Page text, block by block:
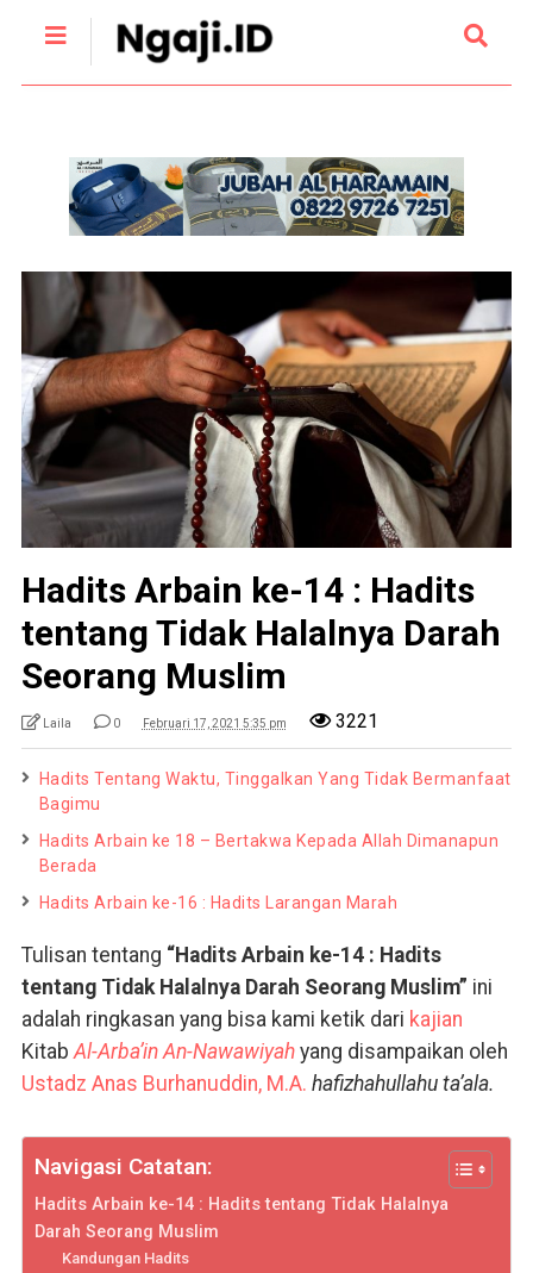
Hadits Arbain ke-14 : Hadits
tentang Tidak Halalnya Darah
Seorang Muslim
Laila 0 Februari 17, 2021 5:35 pm 3221
Hadits Tentang Waktu, Tinggalkan Yang Tidak Bermanfaat
Bagimu
Hadits Arbain ke 18 – Bertakwa Kepada Allah Dimanapun
Berada
Hadits Arbain ke-16 : Hadits Larangan Marah
Tulisan tentang “Hadits Arbain ke-14 : Hadits
tentang Tidak Halalnya Darah Seorang Muslim” ini
adalah ringkasan yang bisa kami ketik dari kajian
KitabAl-Arba’in An-Nawawiyah yang disampaikan oleh
Ustadz Anas Burhanuddin, M.A. hafizhahullahu ta’ala.
Navigasi Catatan:
Hadits Arbain ke-14 : Hadits tentang Tidak Halalnya
Darah Seorang Muslim
Kandungan Hadits